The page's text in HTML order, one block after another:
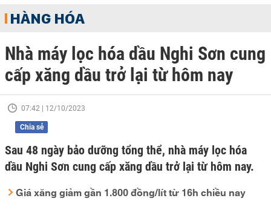
HÀNG HÓA
Nhà máy lọc hóa dầu Nghi Sơn cung
cấp xăng dầu trở lại từ hôm nay
07:42 | 12/10/2023
Chia sẻ
Sau 48 ngày bảo dưỡng tổng thể, nhà máy lọc hóa
dầu Nghi Sơn cung cấp xăng dầu trở lại từ hôm nay.
Giá xăng giảm gần 1.800 đồng/lít từ 16h chiều nay